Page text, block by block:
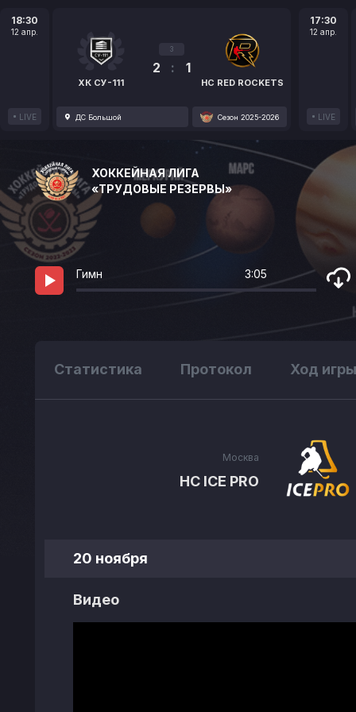
18:30
12 апр.
LIVE
ХК СУ-111
3
2 : 1
HC RED ROCKETS
ДС Большой Сезон 2025-2026
17:30
12 апр.
LIVE
ХОККЕЙНАЯ ЛИГА
«ТРУДОВЫЕ РЕЗЕРВЫ»
Гимн 3:05
Статистика Протокол Ход игры
Москва
HC ICE PRO
20 ноября
Видео